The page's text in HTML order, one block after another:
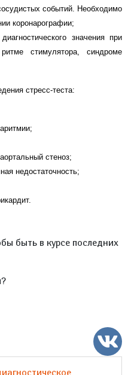
судистых событий. Необходимо
коронарографии;
значения при
стимулятора, синдроме
стресс-теста:
стеноз;
недостаточность;
быть в курсе последних